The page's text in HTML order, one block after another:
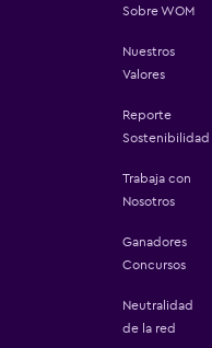
Sobre WOM
Nuestros
Valores
Reporte
Sostenibilidad
Trabaja con
Nosotros
Ganadores
Concursos
Neutralidad
de la red